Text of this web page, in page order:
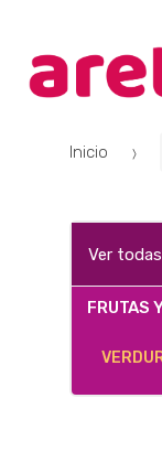
Inicio
Ver
FRUTAS